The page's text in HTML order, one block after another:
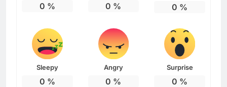
0 % 0 % 0 %
Sleepy
0 %
Angry
0 %
Surprise
0 %